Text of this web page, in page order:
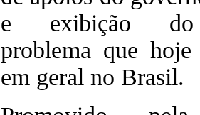
e exibição do
problema que
em geral no Brasil.